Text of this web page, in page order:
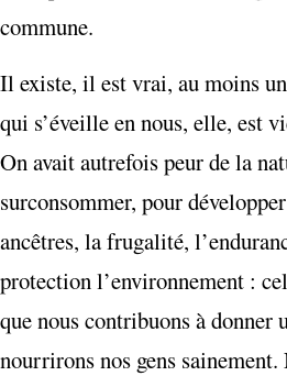
commune.
Il existe, il est vrai, au moins
qui s’éveille en nous, elle, est
On avait autrefois peur de la
surconsommer, pour
ancêtres, la frugalité,
protection l’environnement :
que nous contribuons à donner
nourrirons nos gens